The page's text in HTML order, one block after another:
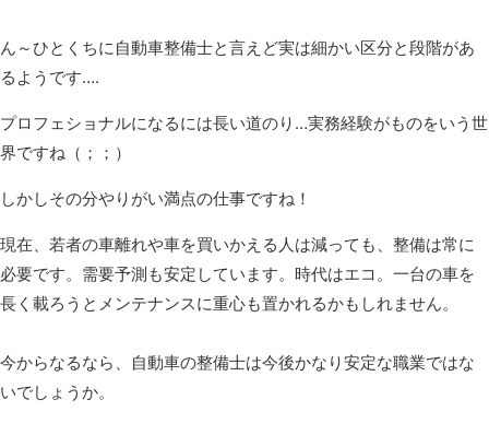
ん～ひとくちに自動車整備士と言えど実は細かい区分と段階があ
るようです….
プロフェショナルになるには長い道のり…実務経験がものをいう世
界ですね（；；）
しかしその分やりがい満点の仕事ですね！
現在、若者の車離れや車を買いかえる人は減っても、整備は常に
必要です。需要予測も安定しています。時代はエコ。一台の車を
長く載ろうとメンテナンスに重心も置かれるかもしれません。
今からなるなら、自動車の整備士は今後かなり安定な職業ではな
いでしょうか。